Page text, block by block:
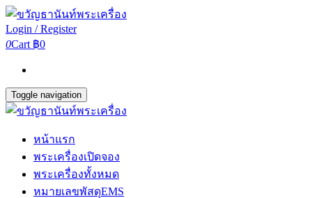
Login / Register
0Cart ฿0
Toggle navigation
หน้าแรก
พระเครื่องเปิดจอง
พระเครื่องทั้งหมด
หมายเลขพัสดุEMS